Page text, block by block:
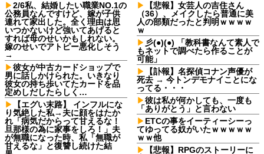
2/6私、結婚したい職業NO.1の
公務員なんですけど、嫁が子供
連れて家出した。全く理由は思
いつかないけど強いてあげると
すれば母のせいかもしれない。
嫁のせいでアトピー悪化しそう
→
彼女が中古カードショップで
男に話しかけられた。いきなり
彼女の持ち歩いてたカードを品
定めしだしたらしく…
【エグい末路】 インフルにな
り気絶した私→夫に顔をはたか
れ「病気だからって甘えるな！
旦那様の為に家事をしろ！」夫
が無職になった時、私「無職が
甘えるな」と復讐し続けた結
【悲報】女芸人の吉住さん
（36）、メイクしたら普通に美
人の部類だったと判明ｗｗｗｗ
ｗ
彡(●)(●) 「教科書なんて素人で
もネットで調べたら作ることが
可能」
【訃報】名探偵コナン声優が
死去 → 今トンデモナイことにな
ってる・・・
彼は私が何かしても、一度も
「ありがとう」と言わない
ETCの事をイーティーシーっ
てゆってる奴がいたｗｗｗｗｗ
ｗｗ他
【悲報】RPGのストーリーに